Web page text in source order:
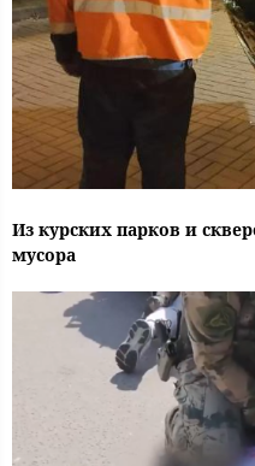
Из курских парков и
мусора